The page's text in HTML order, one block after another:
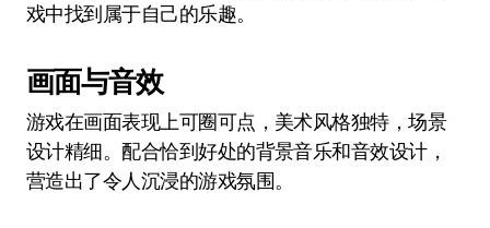
戏中找到属于自己的乐趣。
画面与音效
游戏在画面表现上可圈可点，美术风格独特，场景
设计精细。配合恰到好处的背景音乐和音效设计，
营造出了令人沉浸的游戏氛围。